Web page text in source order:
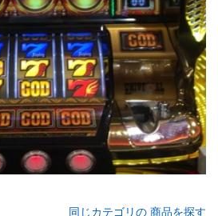
同じカテゴリの 商品を探す